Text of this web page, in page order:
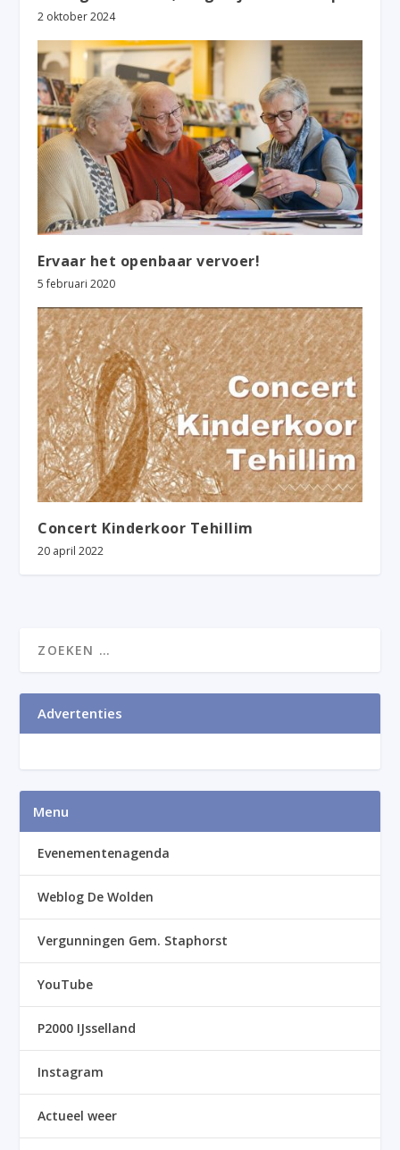
2 oktober 2024
Ervaar het openbaar vervoer!
5 februari 2020
Concert Kinderkoor Tehillim
20 april 2022
Advertenties
Menu
Evenementenagenda
Weblog De Wolden
Vergunningen Gem. Staphorst
YouTube
P2000 IJsselland
Instagram
Actueel weer